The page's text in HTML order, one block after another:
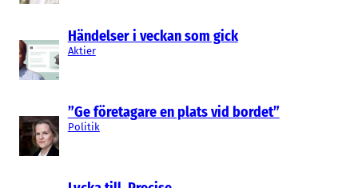
Händelser i veckan som gick
Aktier
”Ge företagare en plats vid bordet”
Politik